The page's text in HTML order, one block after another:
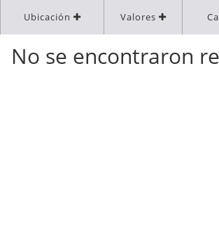
Ubicación Valores
No se encontraron